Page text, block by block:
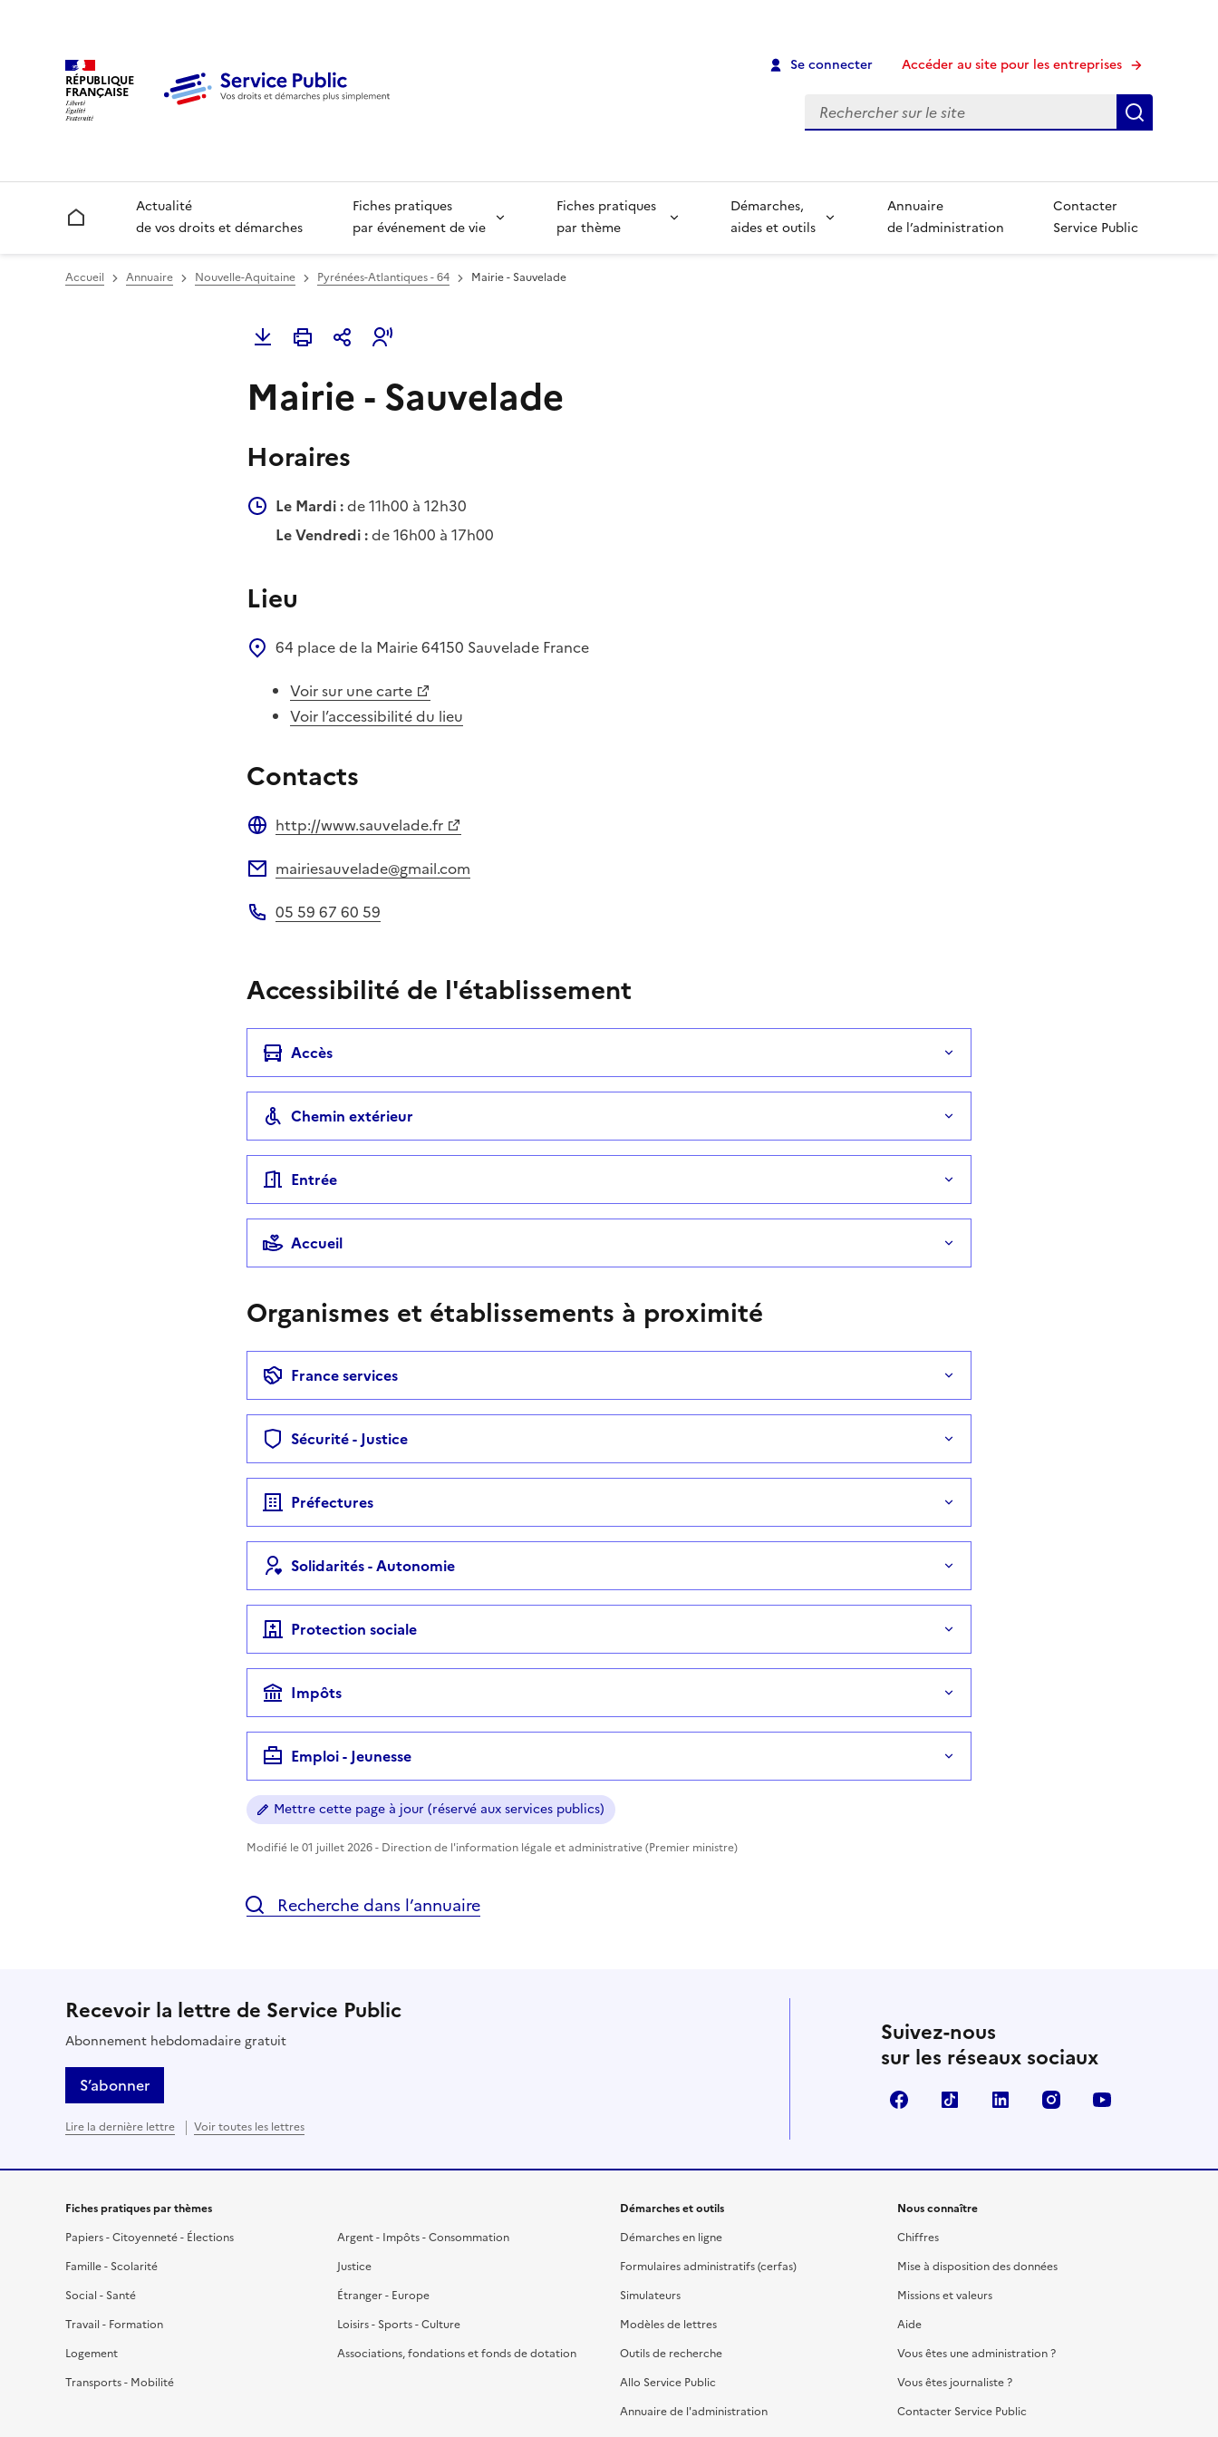
RÉPUBLIQUE
FRANÇAISE
Se connecter Accéder au site pour les entreprises
Recherche
Accueil
Actualité
de vos droits et démarches
Fiches pratiques
par événement de vie
Fiches pratiques
par thème
Démarches,
aides et outils
Annuaire
de l’administration
Contacter
Service Public
Accueil Annuaire Nouvelle-Aquitaine Pyrénées-Atlantiques - 64 Mairie - Sauvelade
Mairie - Sauvelade
Horaires
Le Mardi :de 11h00 à 12h30
Le Vendredi :de 16h00 à 17h00
Lieu
64 place de la Mairie64150 Sauvelade France
Voir sur une carte
Voir l’accessibilité du lieu
Contacts
http://www.sauvelade.fr
mairiesauvelade@gmail.com
05 59 67 60 59
Accessibilité de l'établissement
Accès
Chemin extérieur
Entrée
Accueil
Organismes et établissements à proximité
France services
Sécurité - Justice
Préfectures
Solidarités - Autonomie
Protection sociale
Impôts
Emploi - Jeunesse
Mettre cette page à jour (réservé aux services publics)
Modifié le 01 juillet 2026 - Direction de l'information légale et administrative (Premier ministre)
Recherche dans l’annuaire
Recevoir la lettre de Service Public
Abonnement hebdomadaire gratuit
S’abonner
Lire la dernière lettre Voir toutes les lettres
Suivez-nous
sur les réseaux sociaux
FacebookTikTok LinkedIn Instagram
Fiches pratiques par thèmes
Papiers - Citoyenneté - Élections
Famille - Scolarité
Social - Santé
Travail - Formation
Logement
Transports - Mobilité
Argent - Impôts - Consommation
Justice
Étranger - Europe
Loisirs - Sports - Culture
Associations, fondations et fonds de dotation
Démarches et outils
Démarches en ligne
Formulaires administratifs (cerfas)
Simulateurs
Modèles de lettres
Outils de recherche
Allo Service Public
Annuaire de l'administration
Nous connaître
Chiffres
Mise à disposition des données
Missions et valeurs
Aide
Vous êtes une administration ?
Vous êtes journaliste ?
Contacter Service Public